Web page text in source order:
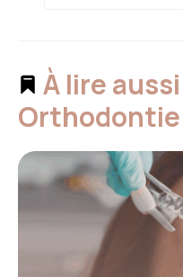
À lire
Orthodontie